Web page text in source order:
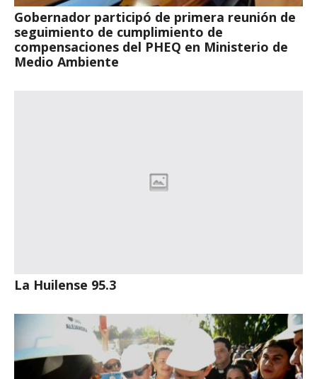
Gobernador participó de primera reunión de
seguimiento de cumplimiento de
compensaciones del PHEQ en Ministerio de
Medio Ambiente
La Huilense 95.3